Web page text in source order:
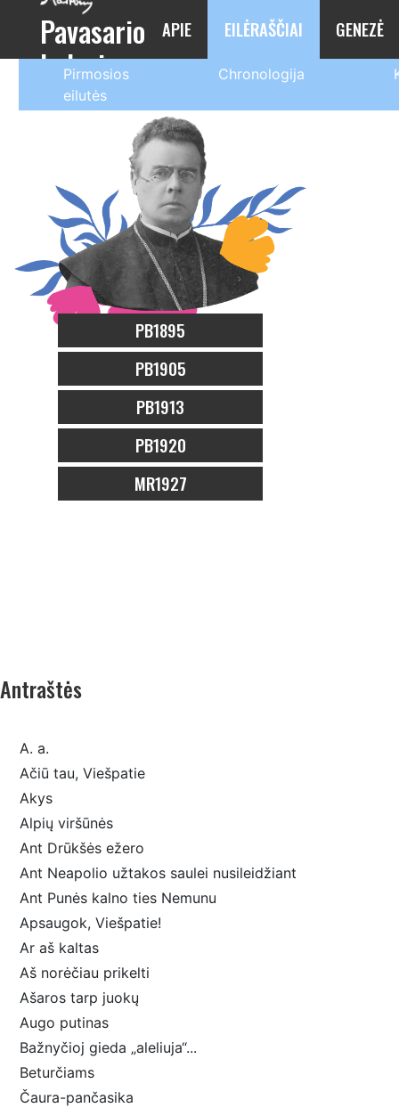
Pavasario
balsai
APIE EILĖRAŠČIAI
Pirmosios
eilutės
Chronologija
GENEZĖ
PB1895
PB1905
PB1913
PB1920
MR1927
Antraštės
A. a.
Ačiū tau, Viešpatie
Akys
Alpių viršūnės
Ant Drūkšės ežero
Ant Neapolio užtakos saulei nusileidžiant
Ant Punės kalno ties Nemunu
Apsaugok, Viešpatie!
Ar aš kaltas
Aš norėčiau prikelti
Ašaros tarp juokų
Augo putinas
Bažnyčioj gieda „aleliuja“...
Beturčiams
Čaura-pančasika